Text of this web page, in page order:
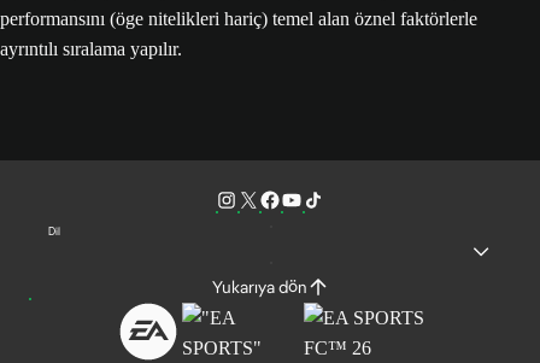
performansını (öge nitelikleri hariç) temel alan öznel faktörlerle
ayrıntılı sıralama yapılır.
Dil
Yukarıya dön